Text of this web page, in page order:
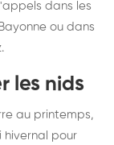
dans les
ou dans
les nids
au printemps,
hivernal pour